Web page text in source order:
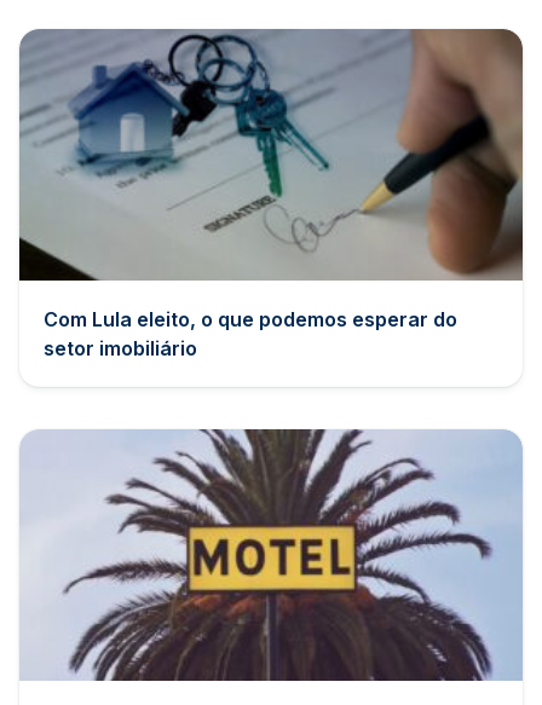
Com Lula eleito, o que podemos esperar do
setor imobiliário